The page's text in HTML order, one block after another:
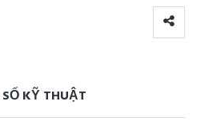
KỸ THUẬT